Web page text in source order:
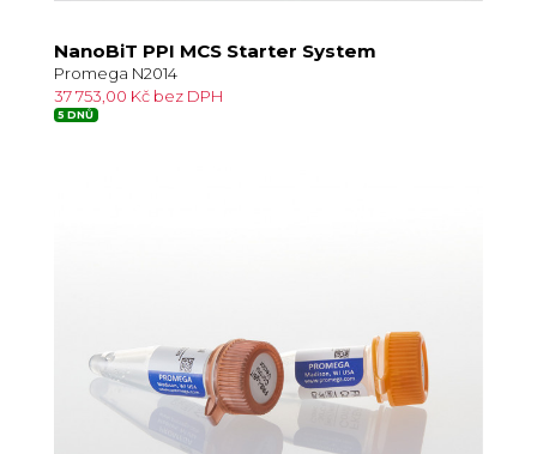
NanoBiT PPI MCS Starter System
Promega N2014
37 753,00 Kč bez DPH
5 DNŮ